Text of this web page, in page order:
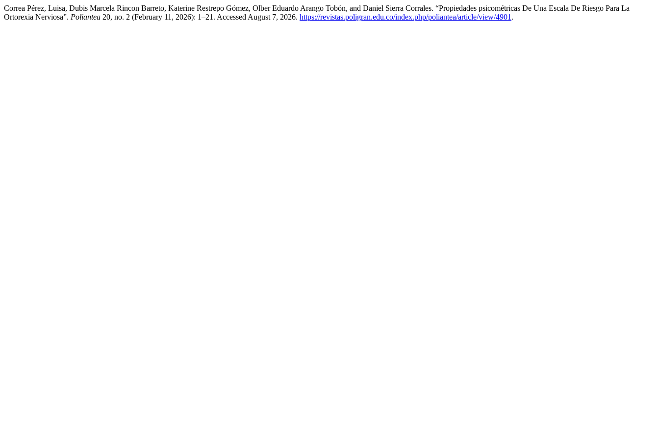
Correa Pérez, Luisa, Dubis Marcela Rincon Barreto, Katerine Restrepo Gómez, Olber Eduardo Arango Tobón, and Daniel Sierra Corrales. “Propiedades psicométricas De Una Escala De Riesgo Para La
Ortorexia Nerviosa”. Poliantea 20, no. 2 (February 11, 2026): 1–21. Accessed August 7, 2026. https://revistas.poligran.edu.co/index.php/poliantea/article/view/4901 .